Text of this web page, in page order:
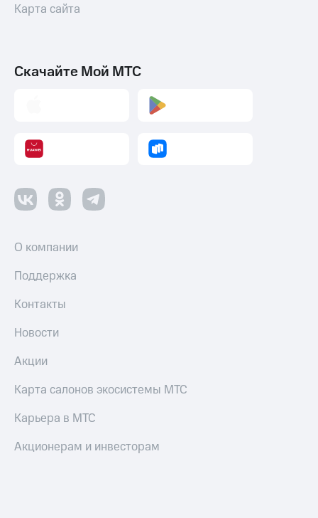
Карта сайта
Скачайте Мой МТС
О компании
Поддержка
Контакты
Новости
Акции
Карта салонов экосистемы МТС
Карьера в МТС
Акционерам и инвесторам